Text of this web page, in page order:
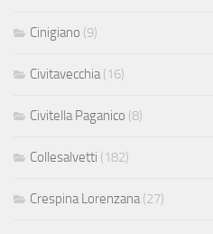
Cinigiano (9)
Civitavecchia (16)
Civitella Paganico (8)
Collesalvetti (182)
Crespina Lorenzana (27)